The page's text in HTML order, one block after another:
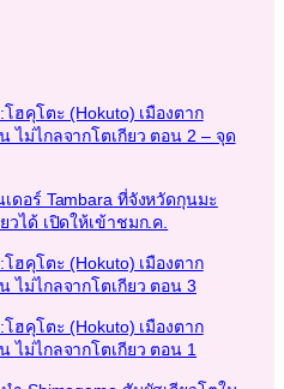
โฮคุโตะ (Hokuto) เมืองตาก
ไม่ไกลจากโตเกียว ตอน 2 – จุด
ดอร์ Tambara ที่จังหวัดกุนมะ
วได้ เปิดให้เข้าชมก.ค.
โฮคุโตะ (Hokuto) เมืองตาก
ไม่ไกลจากโตเกียว ตอน 3
โฮคุโตะ (Hokuto) เมืองตาก
ไม่ไกลจากโตเกียว ตอน 1